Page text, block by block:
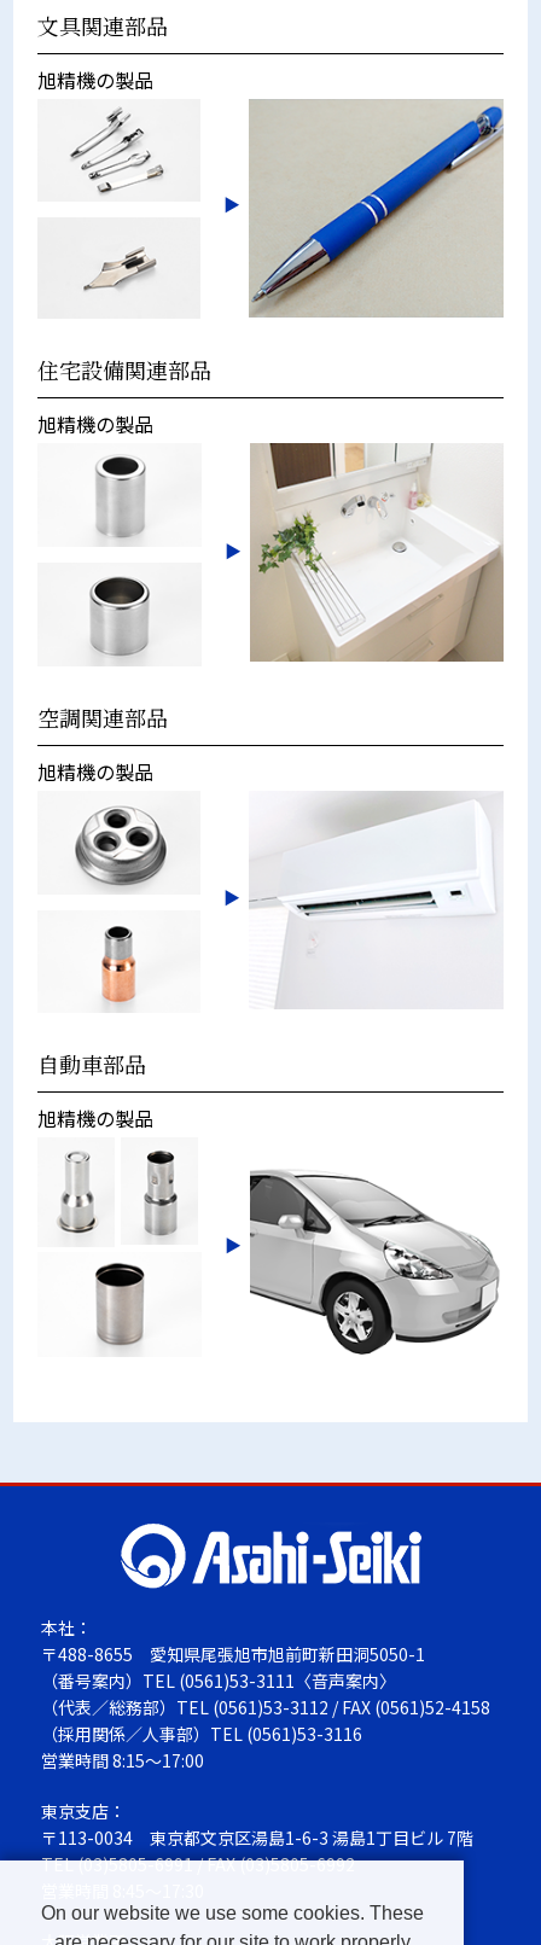
文具関連部品
旭精機の製品
住宅設備関連部品
旭精機の製品
空調関連部品
旭精機の製品
自動車部品
旭精機の製品
本社：
〒488-8655 愛知県尾張旭市旭前町新田洞5050-1
（番号案内）TEL (0561)53-3111 〈音声案内〉
（代表／総務部）TEL (0561)53-3112 / FAX (0561)52-4158
（採用関係／人事部）TEL (0561)53-3116
営業時間 8:15～17:00
東京支店：
〒113-0034 東京都文京区湯島1-6-3 湯島1丁目ビル 7階
TEL(03)5805-6991/ FAX (03)5805-6992
On our website we use some cookies. These